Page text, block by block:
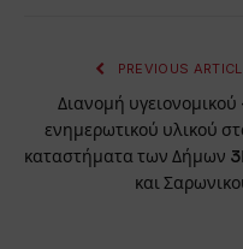
PREVIOUS
Διανομή υγειονομικού
ενημερωτικού υλικού
καταστήματα των Δήμων
και